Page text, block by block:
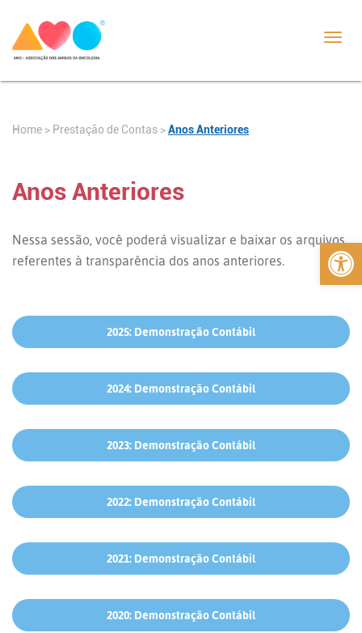
Abrir
Home > Prestação de Contas >Anos Anteriores
Anos Anteriores
Nessa sessão, você poderá visualizar e baixar os arquivos
referentes à transparência dos anos anteriores.
2025: Demonstração Contábil
2024: Demonstração Contábil
2023: Demonstração Contábil
2022: Demonstração Contábil
2021: Demonstração Contábil
2020: Demonstração Contábil